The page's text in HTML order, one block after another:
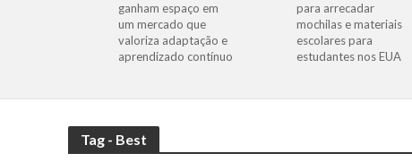
ganham espaço em
um mercado que
valoriza adaptação e
aprendizado contínuo
para arrecadar
mochilas e materiais
escolares para
estudantes nos EUA
Tag - Best